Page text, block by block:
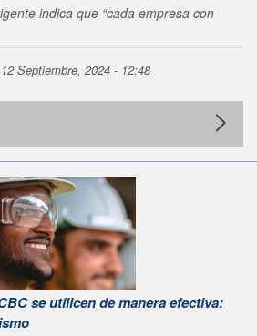
indica que “cada empresa con
Septiembre, 2024 - 12:48
se utilicen de manera efectiva: